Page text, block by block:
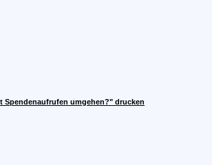
Spendenaufrufen umgehen?" drucken